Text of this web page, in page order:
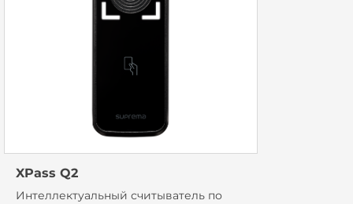
XPass Q2
Интеллектуальный считыватель по